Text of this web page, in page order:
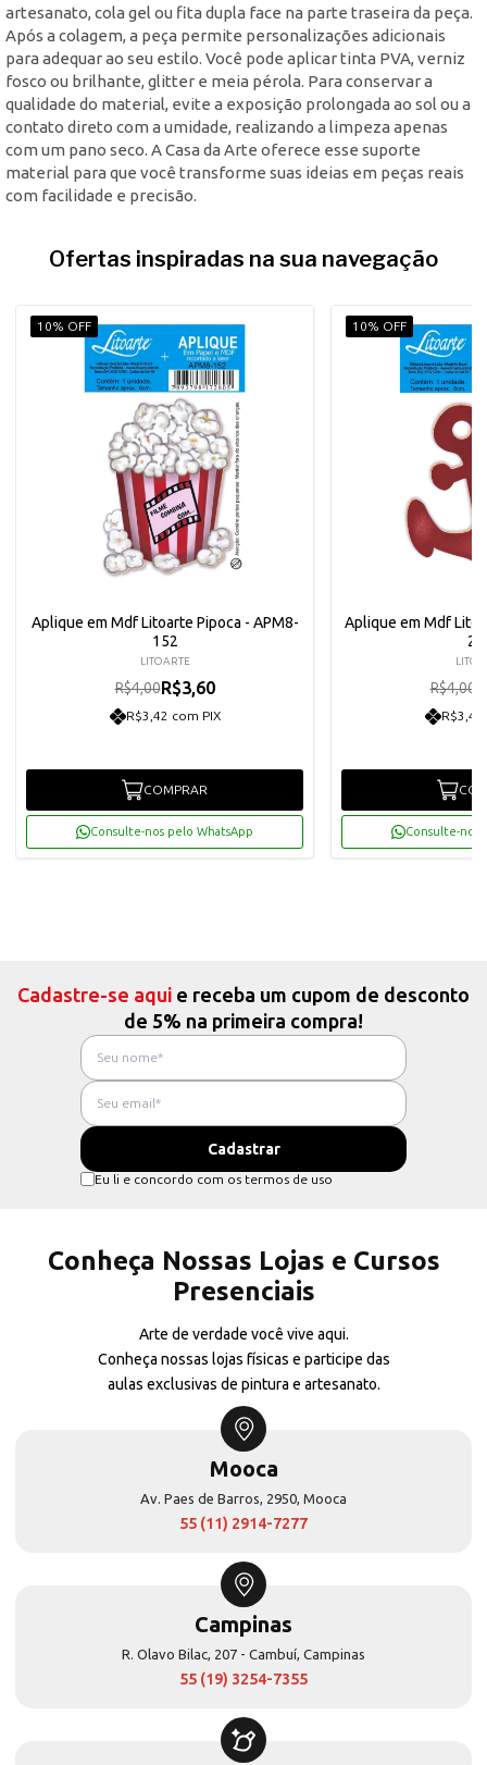
artesanato, cola gel ou fita dupla face na parte traseira da peça.
Após a colagem, a peça permite personalizações adicionais
para adequar ao seu estilo. Você pode aplicar tinta PVA, verniz
fosco ou brilhante, glitter e meia pérola. Para conservar a
qualidade do material, evite a exposição prolongada ao sol ou a
contato direto com a umidade, realizando a limpeza apenas
com um pano seco. A Casa da Arte oferece esse suporte
material para que você transforme suas ideias em peças reais
com facilidade e precisão.
Ofertas inspiradas na sua navegação
10% OFF
Aplique em Mdf Litoarte Pipoca - APM8-
152
LITOARTE
R$4,00R$3,60
R$3,42 com PIX
COMPRAR
Consulte-nos pelo WhatsApp
10% OFF
Aplique em Mdf
R$4,00
R$3,42
Consulte-nos
Cadastre-se aqui e receba um cupom de desconto
de 5% na primeira compra!
Eu li e concordo com os termos de uso
Conheça Nossas Lojas e Cursos
Presenciais
Arte de verdade você vive aqui.
Conheça nossas lojas físicas e participe das
aulas exclusivas de pintura e artesanato.
Mooca
Av. Paes de Barros, 2950, Mooca
55 (11) 2914-7277
Campinas
R. Olavo Bilac, 207 - Cambuí, Campinas
55 (19) 3254-7355